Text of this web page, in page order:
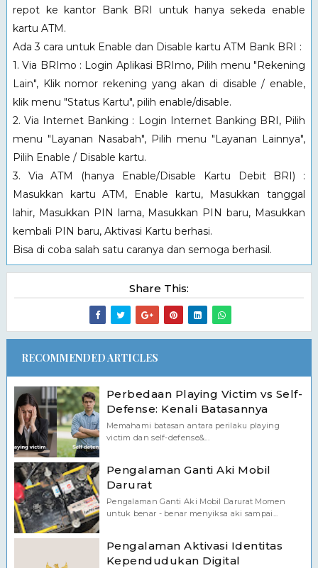
repot ke kantor Bank BRI untuk hanya sekeda enable
kartu ATM.
Ada 3 cara untuk Enable dan Disable kartu ATM Bank BRI :
1. Via BRImo : Login Aplikasi BRImo, Pilih menu "Rekening
Lain", Klik nomor rekening yang akan di disable / enable,
klik menu "Status Kartu", pilih enable/disable.
2. Via Internet Banking : Login Internet Banking BRI, Pilih
menu "Layanan Nasabah", Pilih menu "Layanan Lainnya",
Pilih Enable / Disable kartu.
3. Via ATM (hanya Enable/Disable Kartu Debit BRI) :
Masukkan kartu ATM, Enable kartu, Masukkan tanggal
lahir, Masukkan PIN lama, Masukkan PIN baru, Masukkan
kembali PIN baru, Aktivasi Kartu berhasi.
Bisa di coba salah satu caranya dan semoga berhasil.
Share This:
RECOMMENDED ARTICLES
Perbedaan Playing Victim vs Self-
Defense: Kenali Batasannya
Memahami batasan antara perilaku playing
victim dan self-defense&...
Pengalaman Ganti Aki Mobil
Darurat
Pengalaman Ganti Aki Mobil Darurat Momen
untuk benar - benar menyiksa aki sampai...
Pengalaman Aktivasi Identitas
Kependudukan Digital